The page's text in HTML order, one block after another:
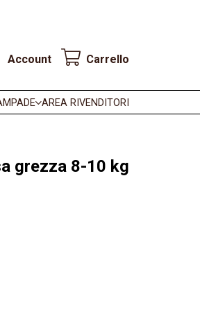
Account Carrello
AREA RIVENDITORI
grezza 8-10 kg